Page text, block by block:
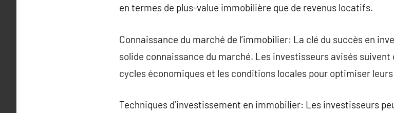
en termes de plus-value immobilière que de revenus locatifs.
Connaissance du marché de l’immobilier: La clé du succès en
solide connaissance du marché. Les investisseurs avisés
cycles économiques et les conditions locales pour optimiser
Techniques d’investissement en immobilier: Les investisseurs